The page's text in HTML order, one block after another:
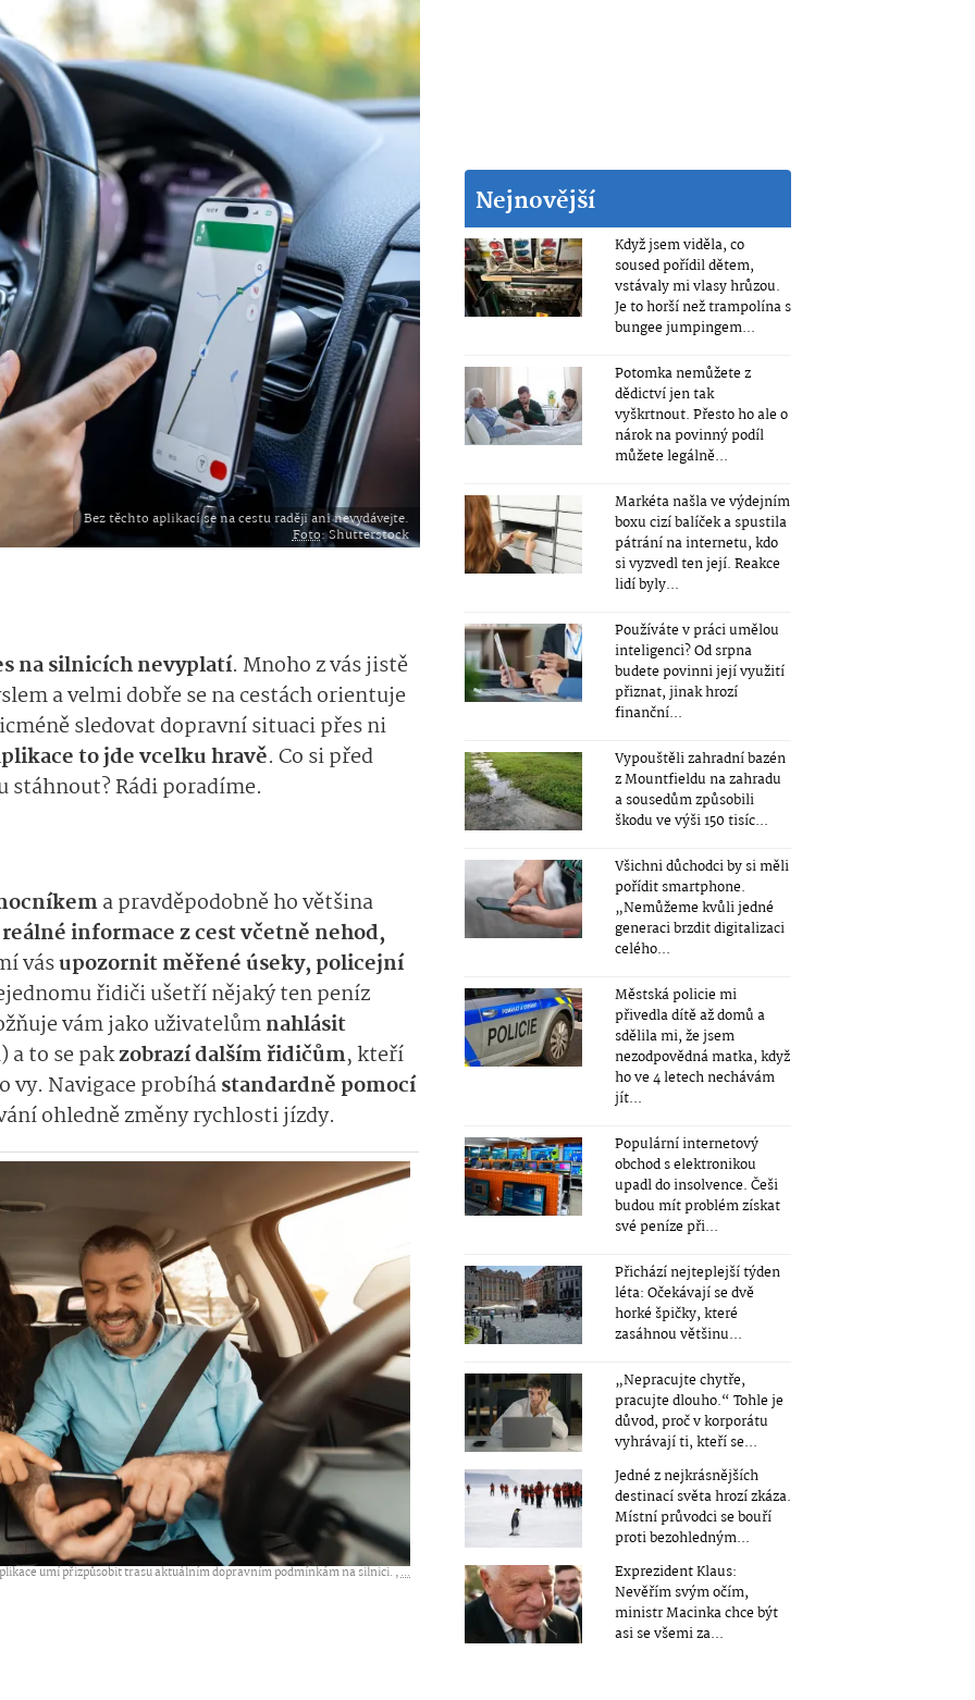
Bez těchto aplikací se na cestu raději ani nevydávejte.
Foto: Shutterstock
na silnicích nevyplatí. Mnoho z vás jistě
a velmi dobře se na cestách orientuje
sledovat dopravní situaci přes ni
to jde vcelku hravě. Co si před
stáhnout? Rádi poradíme.
a pravděpodobně ho většina
informace z cest včetně nehod,
vásupozornit měřené úseky, policejní
řidiči ušetří nějaký ten peníz
vám jako uživatelůmnahlásit
a to se pakzobrazí dalším řidičům, kteří
vy. Navigace probíhástandardně pomocí
ohledně změny rychlosti jízdy.
umí přizpůsobit trasu aktuálním dopravním podmínkám na silnici. ,...
Nejnovější
Když jsem viděla, co
soused pořídil dětem,
vstávaly mi vlasy hrůzou.
Je to horší než trampolína s
bungee jumpingem...
Potomka nemůžete z
dědictví jen tak
vyškrtnout. Přesto ho ale o
nárok na povinný podíl
můžete legálně...
Markéta našla ve výdejním
boxu cizí balíček a spustila
pátrání na internetu, kdo
si vyzvedl ten její. Reakce
lidí byly...
Používáte v práci umělou
inteligenci? Od srpna
budete povinni její využití
přiznat, jinak hrozí
finanční...
Vypouštěli zahradní bazén
z Mountfieldu na zahradu
a sousedům způsobili
škodu ve výši 150 tisíc...
Všichni důchodci by si měli
pořídit smartphone.
„Nemůžeme kvůli jedné
generaci brzdit digitalizaci
celého...
Městská policie mi
přivedla dítě až domů a
sdělila mi, že jsem
nezodpovědná matka, když
ho ve 4 letech nechávám
jít...
Populární internetový
obchod s elektronikou
upadl do insolvence. Češi
budou mít problém získat
své peníze při...
Přichází nejteplejší týden
léta: Očekávají se dvě
horké špičky, které
zasáhnou většinu...
„Nepracujte chytře,
pracujte dlouho.“ Tohle je
důvod, proč v korporátu
vyhrávají ti, kteří se...
Jedné z nejkrásnějších
destinací světa hrozí zkáza.
Místní průvodci se bouří
proti bezohledným...
Exprezident Klaus:
Nevěřím svým očím,
ministr Macinka chce být
asi se všemi za...